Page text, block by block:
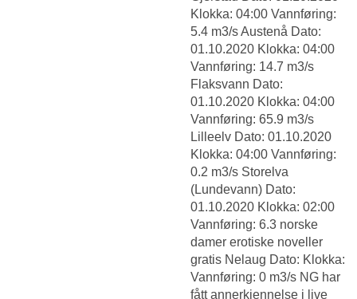
Klokka: 04:00 Vannføring:
5.4 m3/s Austenå Dato:
01.10.2020 Klokka: 04:00
Vannføring: 14.7 m3/s
Flaksvann Dato:
01.10.2020 Klokka: 04:00
Vannføring: 65.9 m3/s
Lilleelv Dato: 01.10.2020
Klokka: 04:00 Vannføring:
0.2 m3/s Storelva
(Lundevann) Dato:
01.10.2020 Klokka: 02:00
Vannføring: 6.3 norske
damer erotiske noveller
gratis Nelaug Dato: Klokka:
Vannføring: 0 m3/s NG har
fått annerkjennelse i live